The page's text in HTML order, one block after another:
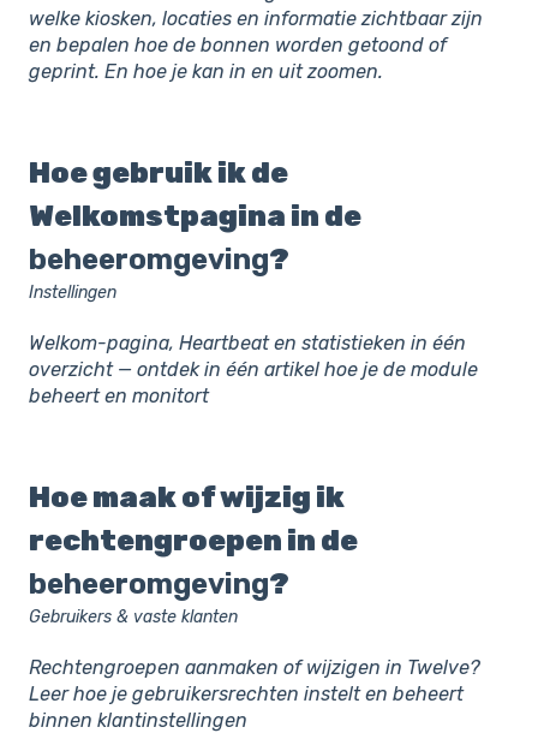
welke kiosken, locaties en informatie zichtbaar zijn
en bepalen hoe de bonnen worden getoond of
geprint. En hoe je kan in en uit zoomen.
Hoe gebruik ik de
Welkomstpagina in de
beheeromgeving?
Instellingen
Welkom-pagina, Heartbeat en statistieken in één
overzicht — ontdek in één artikel hoe je de module
beheert en monitort
Hoe maak of wijzig ik
rechtengroepen in de
beheeromgeving?
Gebruikers & vaste klanten
Rechtengroepen aanmaken of wijzigen in Twelve?
Leer hoe je gebruikersrechten instelt en beheert
binnen klantinstellingen